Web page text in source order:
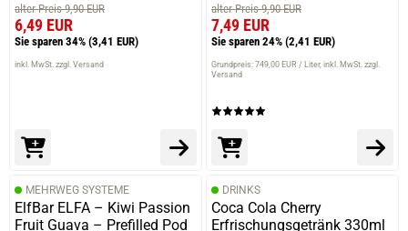
alter Preis 9,90 EUR
6,49 EUR
Sie sparen 34% (3,41 EUR)
inkl. MwSt. zzgl. Versand
alter Preis 9,90 EUR
7,49 EUR
Sie sparen 24% (2,41 EUR)
Grundpreis: 749,00 EUR / Liter inkl. MwSt. zzgl.
Versand
MEHRWEG SYSTEME
ElfBar ELFA – Kiwi Passion
Fruit Guava – Prefilled Pod
DRINKS
Coca Cola Cherry
Erfrischungsgetränk 330ml